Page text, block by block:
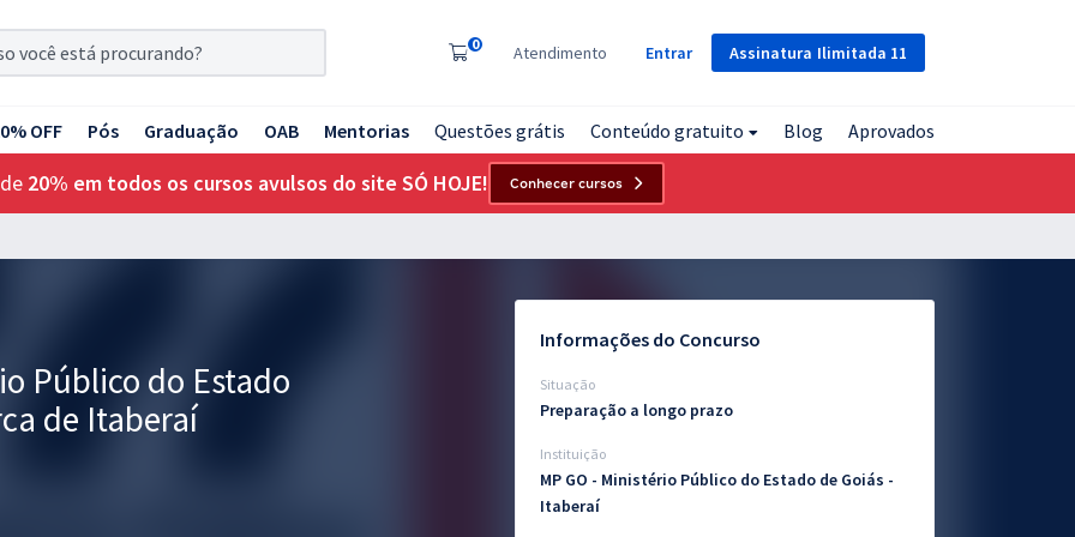
Assinatura Ilimitada 11
0 Atendimento Entrar
OFF Pós Graduação OAB Mentorias Questões grátis Conteúdo gratuito Blog Aprovados
20% em todos os cursos avulsos do site SÓ HOJE! Conhecer cursos
Público do Estado
de Itaberaí
Informações do Concurso
Situação
Preparação a longo prazo
Instituição
MP GO - Ministério Público do Estado de Goiás -
Itaberaí